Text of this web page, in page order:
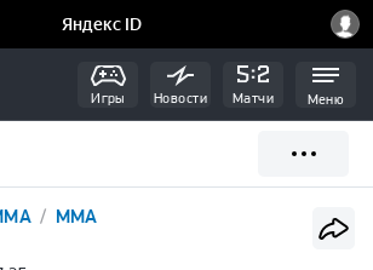
Игры Новости Матчи Меню
ММА